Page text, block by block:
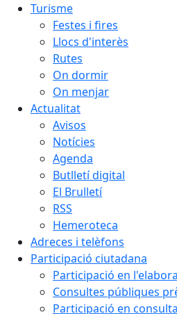
Turisme
Festes i fires
Llocs d'interès
Rutes
On dormir
On menjar
Actualitat
Avisos
Notícies
Agenda
Butlletí digital
El Brulletí
RSS
Hemeroteca
Adreces i telèfons
Participació ciutadana
Participació en
Consultes públiques
Participació en